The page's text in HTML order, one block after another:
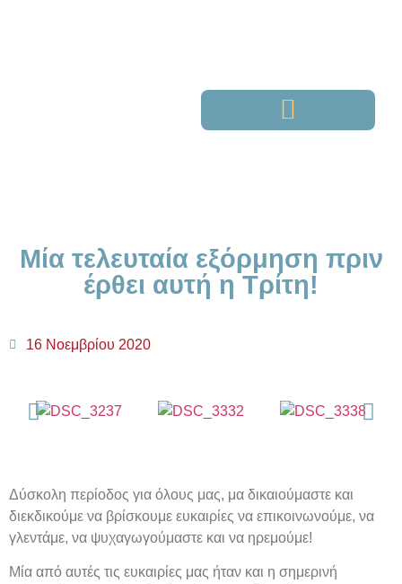
Μία τελευταία εξόρμηση πριν
έρθει αυτή η Τρίτη!
16 Νοεμβρίου 2020
Δύσκολη περίοδος για όλους μας, μα δικαιούμαστε και
διεκδικούμε να βρίσκουμε ευκαιρίες να επικοινωνούμε, να
γλεντάμε, να ψυχαγωγούμαστε και να ηρεμούμε!
Μία από αυτές τις ευκαιρίες μας ήταν και η σημερινή